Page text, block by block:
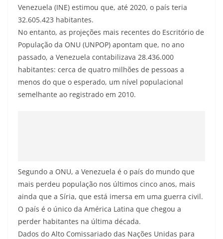
Venezuela (INE) estimou que, até 2020, o país teria
32.605.423 habitantes.
No entanto, as projeções mais recentes do Escritório de
População da ONU (UNPOP) apontam que, no ano
passado, a Venezuela contabilizava 28.436.000
habitantes: cerca de quatro milhões de pessoas a
menos do que o esperado, um nível populacional
semelhante ao registrado em 2010.
Segundo a ONU, a Venezuela é o país do mundo que
mais perdeu população nos últimos cinco anos, mais
ainda que a Síria, que está imersa em uma guerra civil.
O país é o único da América Latina que chegou a
perder habitantes na última década.
Dados do Alto Comissariado das Nações Unidas para